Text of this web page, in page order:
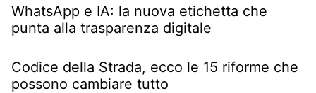
WhatsApp e IA: la nuova etichetta che
punta alla trasparenza digitale
Codice della Strada, ecco le 15 riforme che
possono cambiare tutto